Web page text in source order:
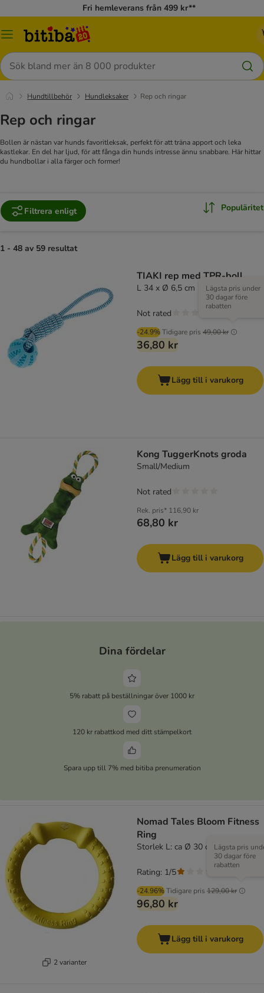
Fri hemleverans från 499 kr**
Meny
Sök
Hundtillbehör Hundleksaker Rep och ringar
Rep och ringar
Bollen är nästan var hunds favoritleksak, perfekt för att träna apport och leka
kastlekar. En del har ljud, för att fånga din hunds intresse ännu snabbare. Här hittar
du hundbollar i alla färger och former!
Filtrera enligt Populäritet
1 - 48 av 59 resultat
TIAKI rep med TPR-boll
L 34 x Ø 6,5 cm
-24.9%Tidigare pris 49,00 kr
Lägsta pris under
30 dagar före
rabatten
36,80 kr
Not rated
Lägg till i varukorg
Kong TuggerKnots groda
Small/Medium
Rek. pris* 116,90 kr
68,80 kr
Not rated
Lägg till i varukorg
Dina fördelar
5% rabatt på beställningar över 1000 kr
120 kr rabattkod med ditt stämpelkort
Spara upp till 7% med bitiba prenumeration
2 varianter
Nomad Tales Bloom Fitness
Ring
Storlek L: ca Ø 30 cm
-24.96%Tidigare pris 129,00 kr
Lägsta pris
30 dagar före
rabatten
96,80 kr
Rating: 1/5
Lägg till i varukorg